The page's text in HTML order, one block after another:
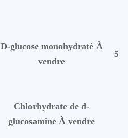
D-glucose monohydraté À
vendre
Chlorhydrate de d-
glucosamine À vendre